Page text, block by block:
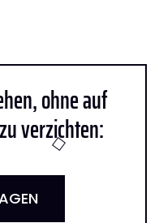
ohne auf
verzichten: